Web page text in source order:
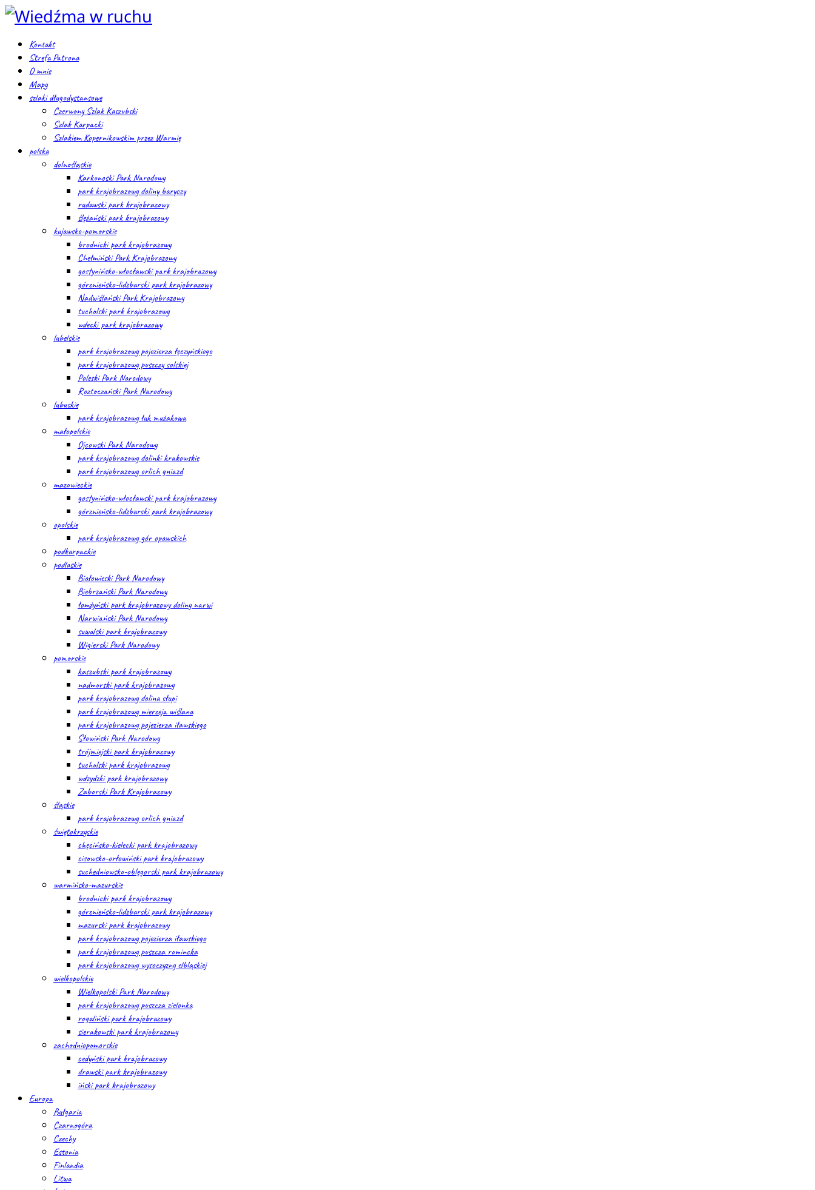
Kontakt
Strefa Patrona
O mnie
Mapy
szlaki długodystansowe
Czerwony Szlak Kaszubski
Szlak Karpacki
Szlakiem Kopernikowskim przez Warmię
polska
dolnośląskie
Karkonoski Park Narodowy
park krajobrazowy doliny baryczy
rudawski park krajobrazowy
ślężański park krajobrazowy
kujawsko-pomorskie
brodnicki park krajobrazowy
Chełmiński Park Krajobrazowy
gostynińsko-włocławski park krajobrazowy
górznieńsko-lidzbarski park krajobrazowy
Nadwiślański Park Krajobrazowy
tucholski park krajobrazowy
wdecki park krajobrazowy
lubelskie
park krajobrazowy pojezierza łęczyńskiego
park krajobrazowy puszczy solskiej
Poleski Park Narodowy
Roztoczański Park Narodowy
lubuskie
park krajobrazowy łuk mużakowa
małopolskie
Ojcowski Park Narodowy
park krajobrazowy dolinki krakowskie
park krajobrazowy orlich gniazd
mazowieckie
gostynińsko-włocławski park krajobrazowy
górznieńsko-lidzbarski park krajobrazowy
opolskie
park krajobrazowy gór opawskich
podkarpackie
podlaskie
Białowieski Park Narodowy
Biebrzański Park Narodowy
łomżyński park krajobrazowy doliny narwi
Narwiański Park Narodowy
suwalski park krajobrazowy
Wigierski Park Narodowy
pomorskie
kaszubski park krajobrazowy
nadmorski park krajobrazowy
park krajobrazowy dolina słupi
park krajobrazowy mierzeja wiślana
park krajobrazowy pojezierza iławskiego
Słowiński Park Narodowy
trójmiejski park krajobrazowy
tucholski park krajobrazowy
wdzydzki park krajobrazowy
Zaborski Park Krajobrazowy
śląskie
park krajobrazowy orlich gniazd
świętokrzyskie
chęcińsko-kielecki park krajobrazowy
cisowsko-orłowiński park krajobrazowy
suchedniowsko-oblęgorski park krajobrazowy
warmińsko-mazurskie
brodnicki park krajobrazowy
górznieńsko-lidzbarski park krajobrazowy
mazurski park krajobrazowy
park krajobrazowy pojezierza iławskiego
park krajobrazowy puszcza romincka
park krajobrazowy wysoczyzny elbląskiej
wielkopolskie
Wielkopolski Park Narodowy
park krajobrazowy puszcza zielonka
rogaliński park krajobrazowy
sierakowski park krajobrazowy
zachodniopomorskie
cedyński park krajobrazowy
drawski park krajobrazowy
iński park krajobrazowy
Europa
Bułgaria
Czarnogóra
Czechy
Estonia
Finlandia
Litwa